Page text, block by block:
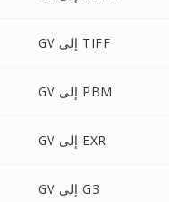
GV إلى TIFF
GV إلى PBM
GV إلى EXR
GV إلى G3